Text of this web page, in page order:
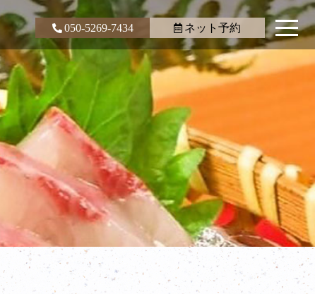
050-5269-7434 ネット予約